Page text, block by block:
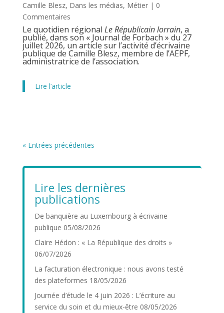
Camille Blesz, Dans les médias, Métier| 0
Commentaires
Le quotidien régional Le Républicain lorrain, a
publié, dans son « Journal de Forbach » du 27
juillet 2026, un article sur l’activité d’écrivaine
publique de Camille Blesz, membre de l’AEPF,
administratrice de l’association.
Lire l’article
« Entrées précédentes
Lire les dernières
publications
De banquière au Luxembourg à écrivaine
publique 05/08/2026
Claire Hédon : « La République des droits »
06/07/2026
La facturation électronique : nous avons testé
des plateformes 18/05/2026
Journée d’étude le 4 juin 2026 : L’écriture au
service du soin et du mieux-être 08/05/2026